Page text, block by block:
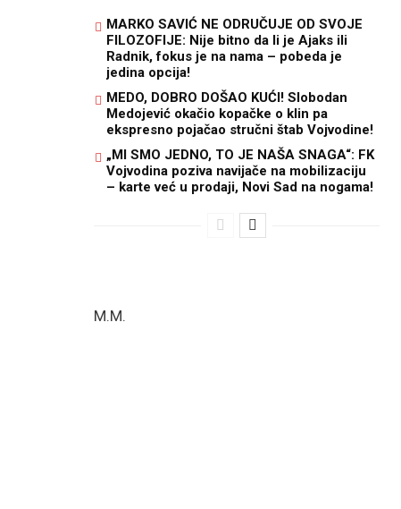
MARKO SAVIĆ NE ODRUČUJE OD SVOJE
FILOZOFIJE: Nije bitno da li je Ajaks ili
Radnik, fokus je na nama – pobeda je
jedina opcija!
MEDO, DOBRO DOŠAO KUĆI! Slobodan
Medojević okačio kopačke o klin pa
ekspresno pojačao stručni štab Vojvodine!
„MI SMO JEDNO, TO JE NAŠA SNAGA“: FK
Vojvodina poziva navijače na mobilizaciju
– karte već u prodaji, Novi Sad na nogama!
M.M.